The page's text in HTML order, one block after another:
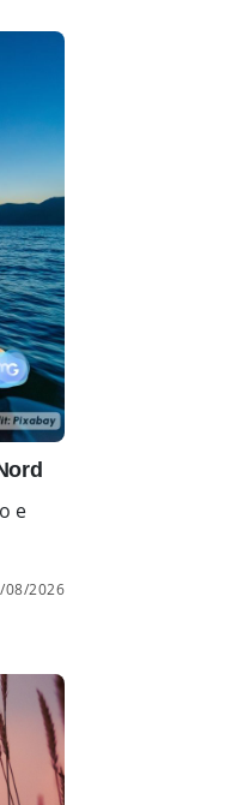
e
08/2026